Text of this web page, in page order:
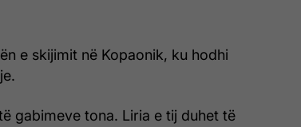
e skijimit në Kopaonik, ku hodhi
gabimeve tona. Liria e tij duhet të